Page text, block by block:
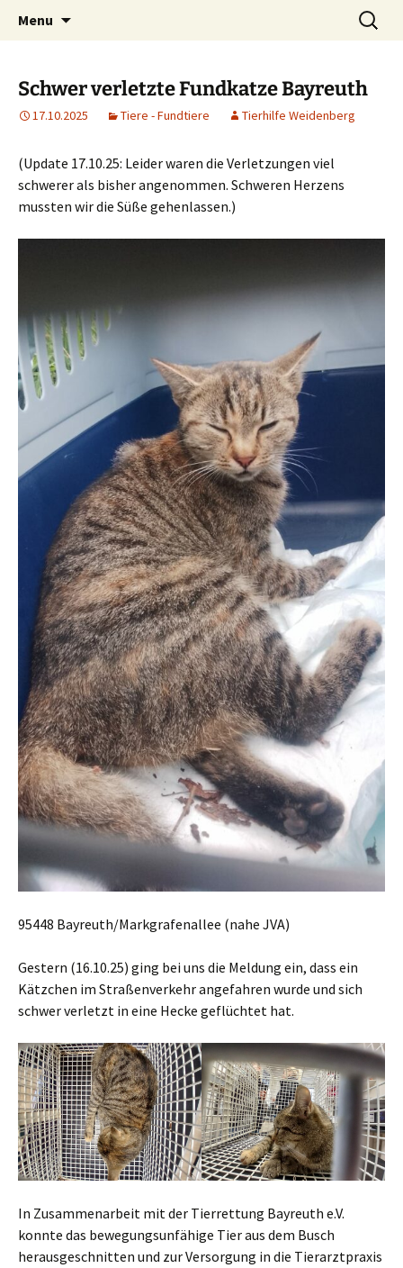
Tierhilfe
Weidenberg und Umgebung e.V.
Menu
Search
for:
Schwer verletzte Fundkatze Bayreuth
17.10.2025 Tiere - Fundtiere Tierhilfe Weidenberg
(Update 17.10.25: Leider waren die Verletzungen viel
schwerer als bisher angenommen. Schweren Herzens
mussten wir die Süße gehenlassen.)
95448 Bayreuth/Markgrafenallee (nahe JVA)
Gestern (16.10.25) ging bei uns die Meldung ein, dass ein
Kätzchen im Straßenverkehr angefahren wurde und sich
schwer verletzt in eine Hecke geflüchtet hat.
In Zusammenarbeit mit der Tierrettung Bayreuth e.V.
konnte das bewegungsunfähige Tier aus dem Busch
herausgeschnitten und zur Versorgung in die Tierarztpraxis